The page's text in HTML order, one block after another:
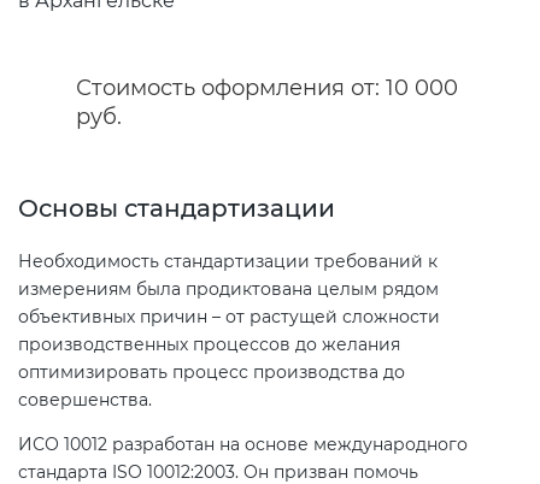
Стоимость оформления от: 10 000
руб.
Основы стандартизации
Необходимость стандартизации требований к
измерениям была продиктована целым рядом
объективных причин – от растущей сложности
производственных процессов до желания
оптимизировать процесс производства до
совершенства.
ИСО 10012 разработан на основе международного
стандарта ISO 10012:2003. Он призван помочь
Сертификация легкой
промышленности
Сертификация мебели
Сертификация упаковки
Сертификация импортной
продукции
Сертификация для
маркетплейсов
Сертификат ГОСТ Р ИСО 26000-
Сертификат ГОСТ Р ИСО/МЭК
27001-2021
Сертификат на ИСМ
Регистрация товарного знака
Регистрация товарного знака
(торговой марки) в Роспатенте
Заключение ФСТЭК
Декларация связи Минцифры
014/2011)
средах (ТР ТС 012/2011)
ТР ТС 011/2011 «Безопасность
лифтов»
О требованиях к средствам
обеспечения пожарной
безопасности и пожаротушения